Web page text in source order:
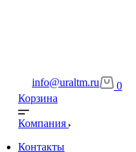
info@uraltm.ru
0
Корзина
Компания
Контакты